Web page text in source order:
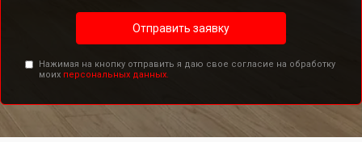
Отправить заявку
Нажимая на кнопку отправить я даю свое согласие на обработку
моих персональных данных.